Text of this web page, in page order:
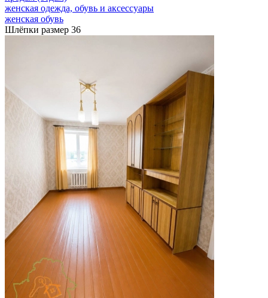
женская одежда, обувь и аксессуары
женская обувь
Шлёпки размер 36